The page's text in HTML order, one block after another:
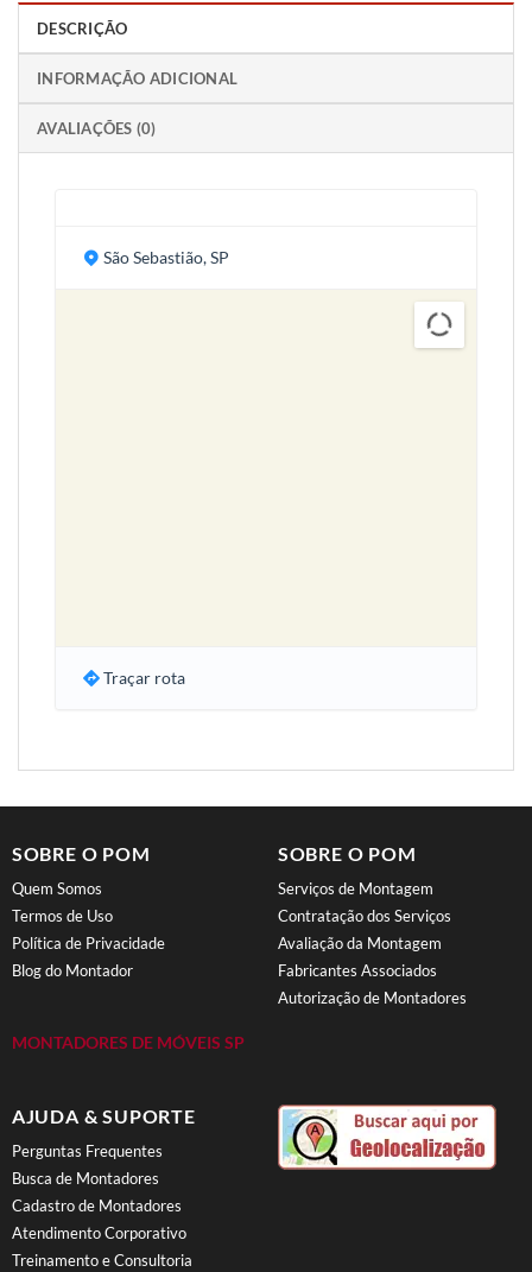
DESCRIÇÃO
INFORMAÇÃO ADICIONAL
AVALIAÇÕES (0)
São Sebastião, SP
Traçar rota
SOBRE O POM
Quem Somos
Termos de Uso
Política de Privacidade
Blog do Montador
MONTADORES DE MÓVEIS SP
SOBRE O POM
Serviços de Montagem
Contratação dos Serviços
Avaliação da Montagem
Fabricantes Associados
Autorização de Montadores
AJUDA & SUPORTE
Perguntas Frequentes
Busca de Montadores
Cadastro de Montadores
Atendimento Corporativo
Treinamento e Consultoria